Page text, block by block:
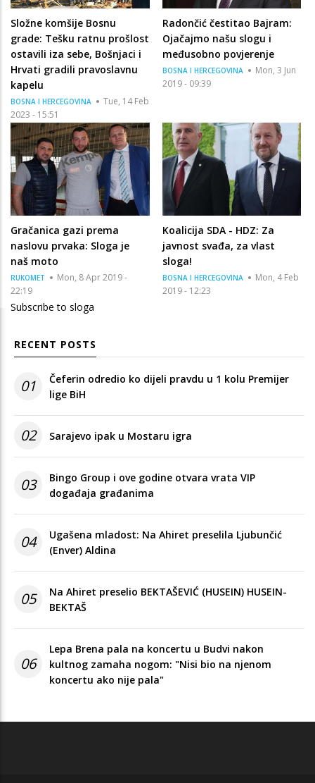
Složne komšije Bosnu
grade: Tešku ratnu prošlost
ostavili iza sebe, Bošnjaci i
Hrvati gradili pravoslavnu
kapelu
BOSNA I HERCEGOVINA
Tue, 14 Feb
2023 - 15:51
Radončić čestitao Bajram:
Ojačajmo našu slogu i
međusobno povjerenje
BOSNA I HERCEGOVINA
Mon, 3 Jun
2019 - 09:39
Gračanica gazi prema
naslovu prvaka: Sloga je
naš moto
RUKOMET
Mon, 8 Apr 2019 -
22:19
Koalicija SDA - HDZ: Za
javnost svađa, za vlast
sloga!
BOSNA I HERCEGOVINA
Mon, 4 Feb
2019 - 12:23
Subscribe to sloga
RECENT POSTS
01
Čeferin odredio ko dijeli pravdu u 1 kolu Premijer
lige BiH
02 Sarajevo ipak u Mostaru igra
03
Bingo Group i ove godine otvara vrata VIP
događaja građanima
04
Ugašena mladost: Na Ahiret preselila Ljubunčić
(Enver) Aldina
05
Na Ahiret preselio BEKTAŠEVIĆ (HUSEIN) HUSEIN-
BEKTAŠ
06
Lepa Brena pala na koncertu u Budvi nakon
kultnog zamaha nogom: "Nisi bio na njenom
koncertu ako nije pala"